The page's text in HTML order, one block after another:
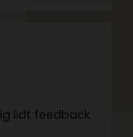
lidt feedback